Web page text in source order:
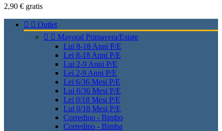
2,90 € gratis
  Outlet
  Mayoral Primavera/Estate
Lui 8-18 Anni P/E
Lei 8-18 Anni P/E
Lui 2-9 Anni P/E
Lei 2-9 Anni P/E
Lei 6/36 Mesi P/E
Lui 6/36 Mesi P/E
Lei 0/18 Mesi P/E
Lui 0/18 Mesi P/E
Corredino - Bimbo
Corredino - Bimba